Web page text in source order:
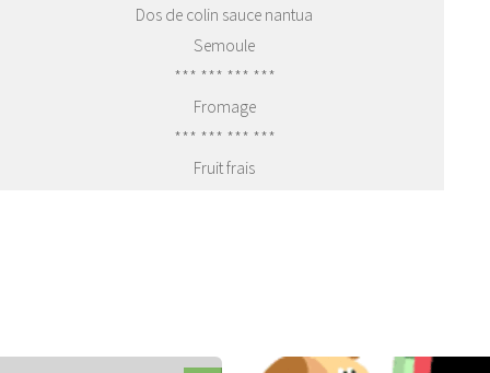
Dos de colin sauce nantua
Semoule
*** *** *** ***
Fromage
*** *** *** ***
Fruit frais